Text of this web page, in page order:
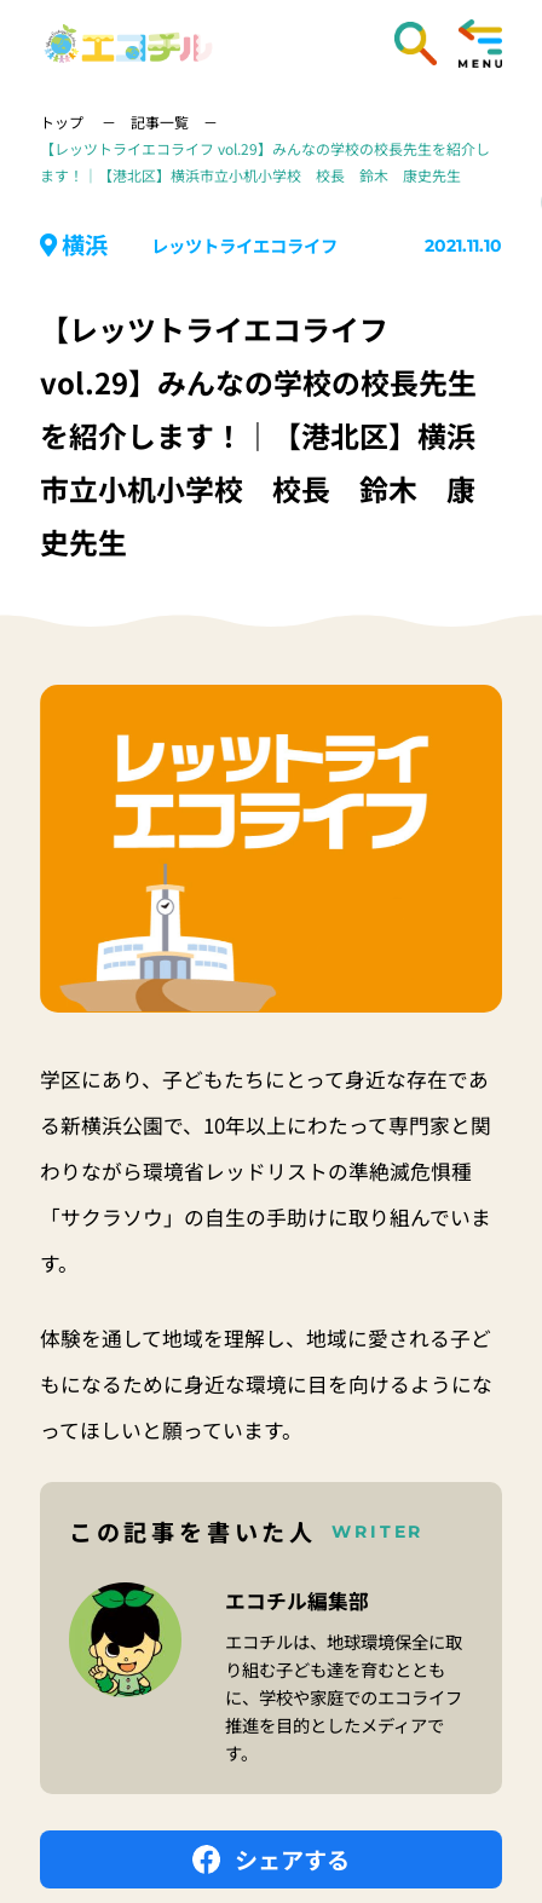
トップ
記事一覧
【レッツトライエコライフ vol.29】みんなの学校の校長先生を紹介し
ます！｜【港北区】横浜市立小机小学校 校長 鈴木 康史先生
横浜 レッツトライエコライフ 2021.11.10
【レッツトライエコライフ
vol.29】みんなの学校の校長先生
を紹介します！｜【港北区】横浜
市立小机小学校 校長 鈴木 康
史先生
学区にあり、子どもたちにとって身近な存在であ
る新横浜公園で、10年以上にわたって専門家と関
わりながら環境省レッドリストの準絶滅危惧種
「サクラソウ」の自生の手助けに取り組んでいま
す。
体験を通して地域を理解し、地域に愛される子ど
もになるために身近な環境に目を向けるようにな
ってほしいと願っています。
この記事を書いた人 WRITER
エコチル編集部
エコチルは、地球環境保全に取
り組む子ども達を育むととも
に、学校や家庭でのエコライフ
推進を目的としたメディアで
す。
シェアする